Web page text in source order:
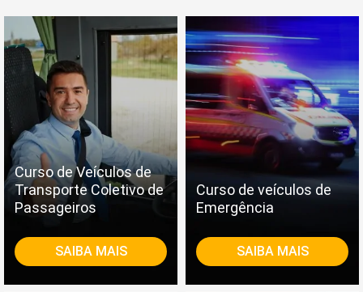
Curso de Veículos de
Transporte Coletivo de
Passageiros
SAIBA MAIS
Curso de veículos de
Emergência
SAIBA MAIS